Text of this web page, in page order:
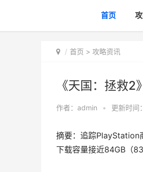
首页
首页 > 攻略资讯
《天国：拯救
作者： admin • 更新时间
摘要：追踪PlayStation
下载容量接近84GB（